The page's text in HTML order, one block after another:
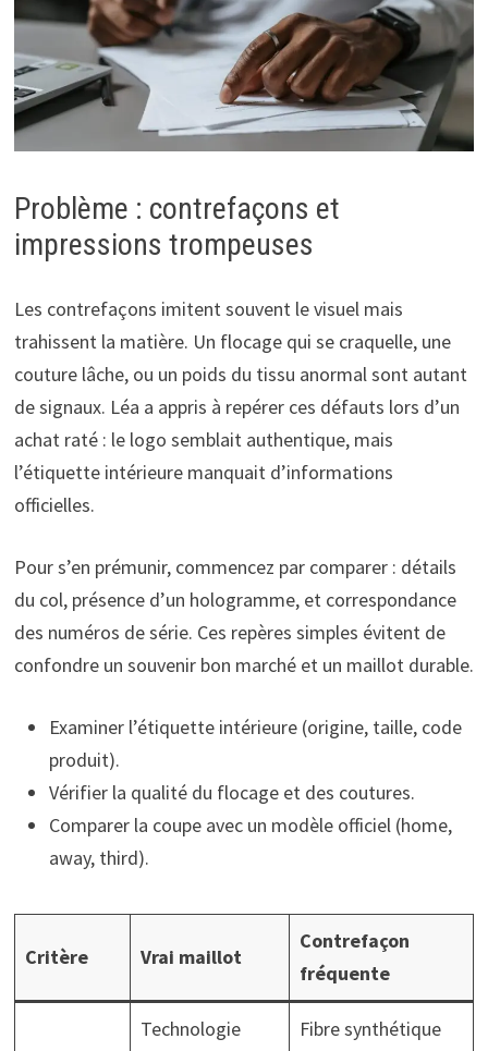
Problème : contrefaçons et
impressions trompeuses
Les contrefaçons imitent souvent le visuel mais
trahissent la matière. Un flocage qui se craquelle, une
couture lâche, ou un poids du tissu anormal sont autant
de signaux. Léa a appris à repérer ces défauts lors d’un
achat raté : le logo semblait authentique, mais
l’étiquette intérieure manquait d’informations
officielles.
Pour s’en prémunir, commencez par comparer : détails
du col, présence d’un hologramme, et correspondance
des numéros de série. Ces repères simples évitent de
confondre un souvenir bon marché et un maillot durable.
Examiner l’étiquette intérieure (origine, taille, code
produit).
Vérifier la qualité du flocage et des coutures.
Comparer la coupe avec un modèle officiel (home,
away, third).
Critère Vrai maillot
Contrefaçon
fréquente
Technologie
Fibre synthétique